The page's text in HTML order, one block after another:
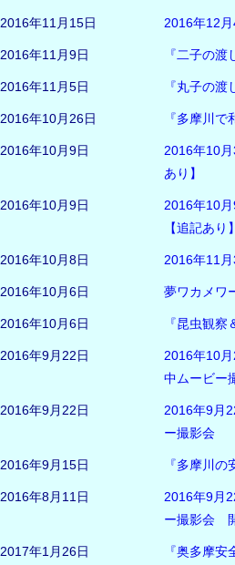
2016年11月15日 2016年12
2016年11月9日 『二子の
2016年11月5日 『丸子の
2016年10月26日 『多摩川
2016年10月9日
2016年10
あり】
2016年10月9日
2016年10
【追記あり
2016年10月8日 2016年11
2016年10月6日 夢ワカメワ
2016年10月6日 『昆虫観
2016年9月22日
2016年10
中ムービー
2016年9月22日
2016年9月
ー撮影会
2016年9月15日 『多摩川
2016年8月11日
2016年9月
ー撮影会
2017年1月26日 『奥多摩